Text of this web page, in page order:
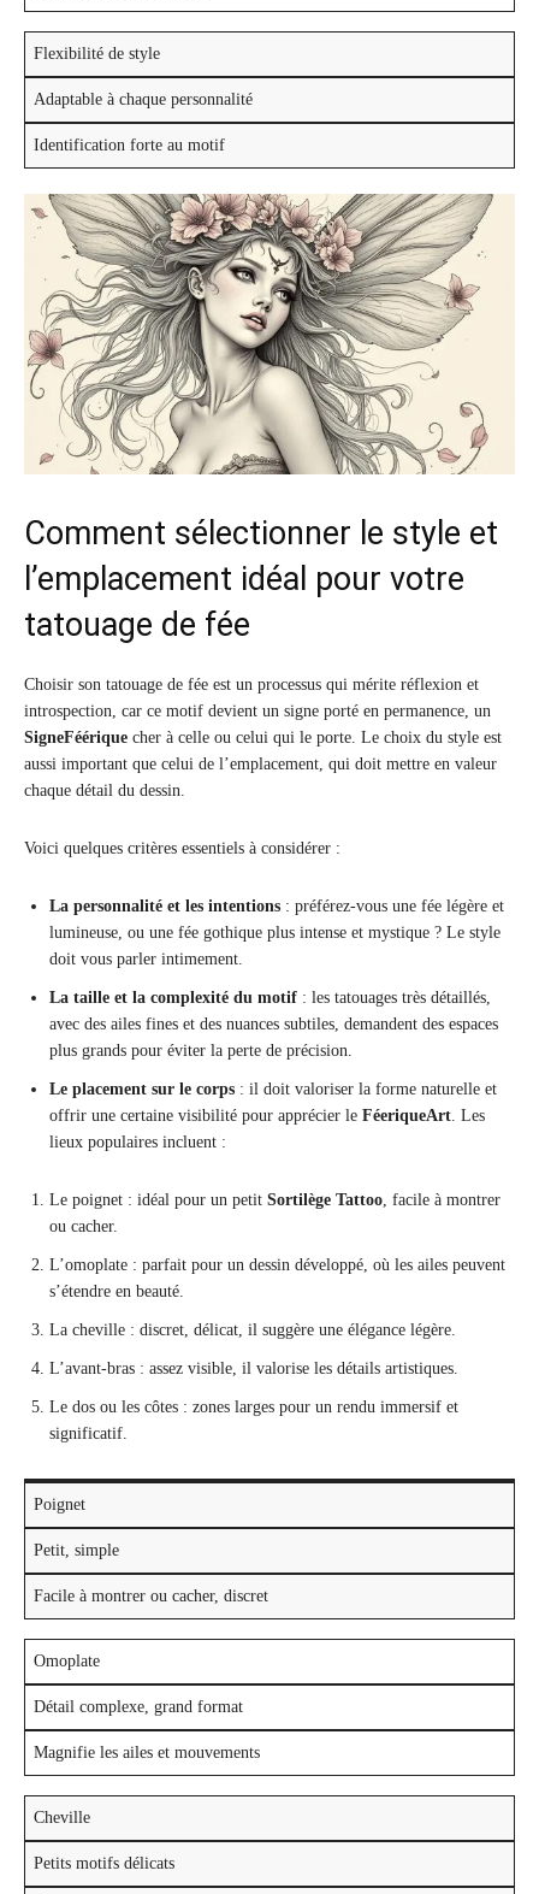
Flexibilité de style
Adaptable à chaque personnalité
Identification forte au motif
Comment sélectionner le style et
l’emplacement idéal pour votre
tatouage de fée
Choisir son tatouage de fée est un processus qui mérite réflexion et
introspection, car ce motif devient un signe porté en permanence, un
SigneFéérique cher à celle ou celui qui le porte. Le choix du style est
aussi important que celui de l’emplacement, qui doit mettre en valeur
chaque détail du dessin.
Voici quelques critères essentiels à considérer :
La personnalité et les intentions : préférez-vous une fée légère et
lumineuse, ou une fée gothique plus intense et mystique ? Le style
doit vous parler intimement.
La taille et la complexité du motif : les tatouages très détaillés,
avec des ailes fines et des nuances subtiles, demandent des espaces
plus grands pour éviter la perte de précision.
Le placement sur le corps : il doit valoriser la forme naturelle et
offrir une certaine visibilité pour apprécier le FéeriqueArt. Les
lieux populaires incluent :
Le poignet : idéal pour un petit Sortilège Tattoo, facile à montrer
ou cacher.
L’omoplate : parfait pour un dessin développé, où les ailes peuvent
s’étendre en beauté.
La cheville : discret, délicat, il suggère une élégance légère.
L’avant-bras : assez visible, il valorise les détails artistiques.
Le dos ou les côtes : zones larges pour un rendu immersif et
significatif.
Poignet
Petit, simple
Facile à montrer ou cacher, discret
Omoplate
Détail complexe, grand format
Magnifie les ailes et mouvements
Cheville
Petits motifs délicats